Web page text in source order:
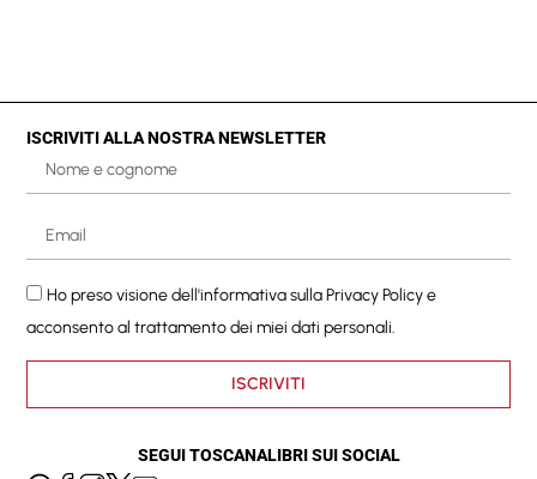
ISCRIVITI ALLA NOSTRA NEWSLETTER
Ho preso visione dell'informativa sullaPrivacy Policye
acconsento al trattamento dei miei dati personali.
ISCRIVITI
SEGUI TOSCANALIBRI SUI SOCIAL